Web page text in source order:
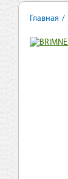
Главная /